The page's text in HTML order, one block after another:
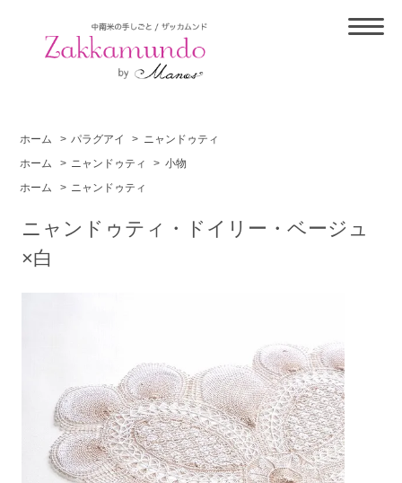
ホーム > パラグアイ > ニャンドゥティ
ホーム
> ニャンドゥティ > 小物
ホーム
> ニャンドゥティ
ニャンドゥティ・ドイリー・ベージュ
×白